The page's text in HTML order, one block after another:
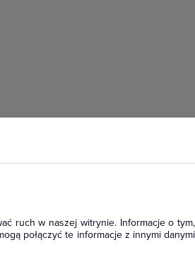
ruch w naszej witrynie. Informacje o tym,
połączyć te informacje z innymi danymi